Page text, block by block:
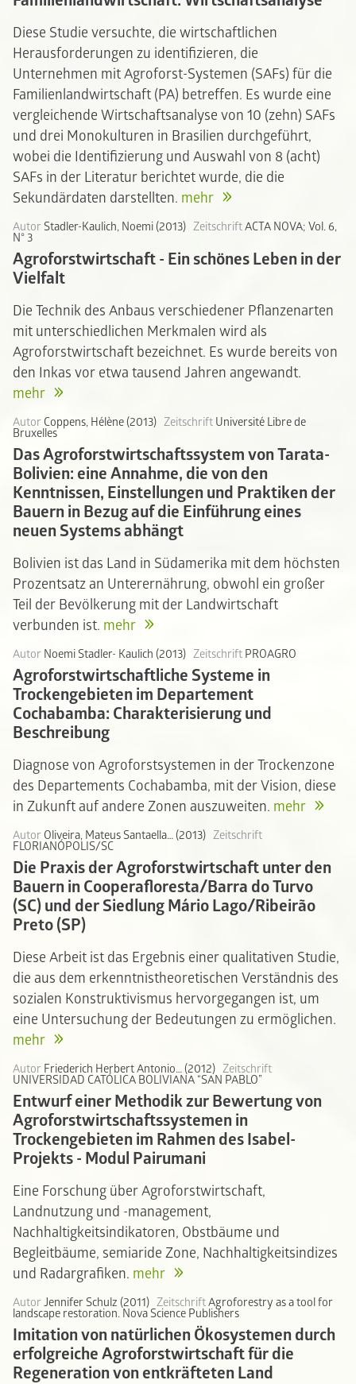
Diese Studie versuchte, die wirtschaftlichen
Herausforderungen zu identifizieren, die
Unternehmen mit Agroforst-Systemen (SAFs) für die
Familienlandwirtschaft (PA) betreffen. Es wurde eine
vergleichende Wirtschaftsanalyse von 10 (zehn) SAFs
und drei Monokulturen in Brasilien durchgeführt,
wobei die Identifizierung und Auswahl von 8 (acht)
SAFs in der Literatur berichtet wurde, die die
Sekundärdaten darstellten. mehr
Autor Stadler-Kaulich, Noemi (2013) ZeitschriftACTA NOVA; Vol. 6,
N° 3
Agroforstwirtschaft - Ein schönes Leben in der
Vielfalt
Die Technik des Anbaus verschiedener Pflanzenarten
mit unterschiedlichen Merkmalen wird als
Agroforstwirtschaft bezeichnet. Es wurde bereits von
den Inkas vor etwa tausend Jahren angewandt.
mehr
Autor Coppens, Hélène (2013) Zeitschrift Université Libre de
Bruxelles
Das Agroforstwirtschaftssystem von Tarata-
Bolivien: eine Annahme, die von den
Kenntnissen, Einstellungen und Praktiken der
Bauern in Bezug auf die Einführung eines
neuen Systems abhängt
Bolivien ist das Land in Südamerika mit dem höchsten
Prozentsatz an Unterernährung, obwohl ein großer
Teil der Bevölkerung mit der Landwirtschaft
verbunden ist. mehr
Autor Noemi Stadler- Kaulich (2013) Zeitschrift PROAGRO
Agroforstwirtschaftliche Systeme in
Trockengebieten im Departement
Cochabamba: Charakterisierung und
Beschreibung
Diagnose von Agroforstsystemen in der Trockenzone
des Departements Cochabamba, mit der Vision, diese
in Zukunft auf andere Zonen auszuweiten. mehr
Autor Oliveira, Mateus Santaella… (2013) Zeitschrift
FLORIANÓPOLIS/SC
Die Praxis der Agroforstwirtschaft unter den
Bauern in Cooperafloresta/Barra do Turvo
(SC) und der Siedlung Mário Lago/Ribeirão
Preto (SP)
Diese Arbeit ist das Ergebnis einer qualitativen Studie,
die aus dem erkenntnistheoretischen Verständnis des
sozialen Konstruktivismus hervorgegangen ist, um
eine Untersuchung der Bedeutungen zu ermöglichen.
mehr
Autor Friederich Herbert Antonio… (2012) Zeitschrift
UNIVERSIDAD CATÓLICA BOLIVIANA “SAN PABLO”
Entwurf einer Methodik zur Bewertung von
Agroforstwirtschaftssystemen in
Trockengebieten im Rahmen des Isabel-
Projekts - Modul Pairumani
Eine Forschung über Agroforstwirtschaft,
Landnutzung und -management,
Nachhaltigkeitsindikatoren, Obstbäume und
Begleitbäume, semiaride Zone, Nachhaltigkeitsindizes
und Radargrafiken. mehr
Autor Jennifer Schulz (2011) ZeitschriftAgroforestry as a tool for
landscape restoration. Nova Science Publishers
Imitation von natürlichen Ökosystemen durch
erfolgreiche Agroforstwirtschaft für die
Regeneration von entkräfteten Land